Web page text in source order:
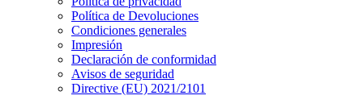
Política de Devoluciones
Condiciones generales
Impresión
Declaración de conformidad
Avisos de seguridad
Directive (EU) 2021/2101